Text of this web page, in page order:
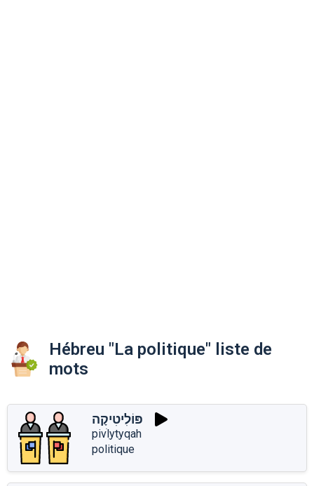
Hébreu "La politique" liste de
mots
פּוֹלִיטִיקָה
pivֹlִytִyqah
politique